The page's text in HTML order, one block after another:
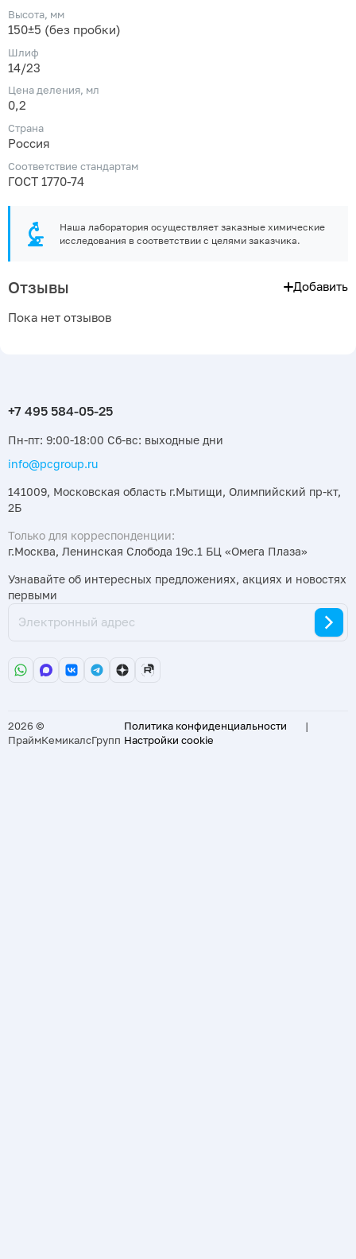
Высота, мм
150±5 (без пробки)
Шлиф
14/23
Цена деления, мл
0,2
Страна
Россия
Соответствие стандартам
ГОСТ 1770-74
Наша лаборатория осуществляет заказные химические
исследования в соответствии с целями заказчика.
Отзывы Добавить
Пока нет отзывов
Пн-пт: 9:00-18:00 Сб-вс: выходные дни
info@pcgroup.ru
141009, Московская область г.Мытищи, Олимпийский пр-кт,
2Б
Только для корреспонденции:
г.Москва, Ленинская Слобода 19с.1 БЦ «Омега Плаза»
Узнавайте об интересных предложениях, акциях и новостях
первыми
2026 ©
ПраймКемикалсГрупп
Политика конфиденциальности
|
Настройки cookie